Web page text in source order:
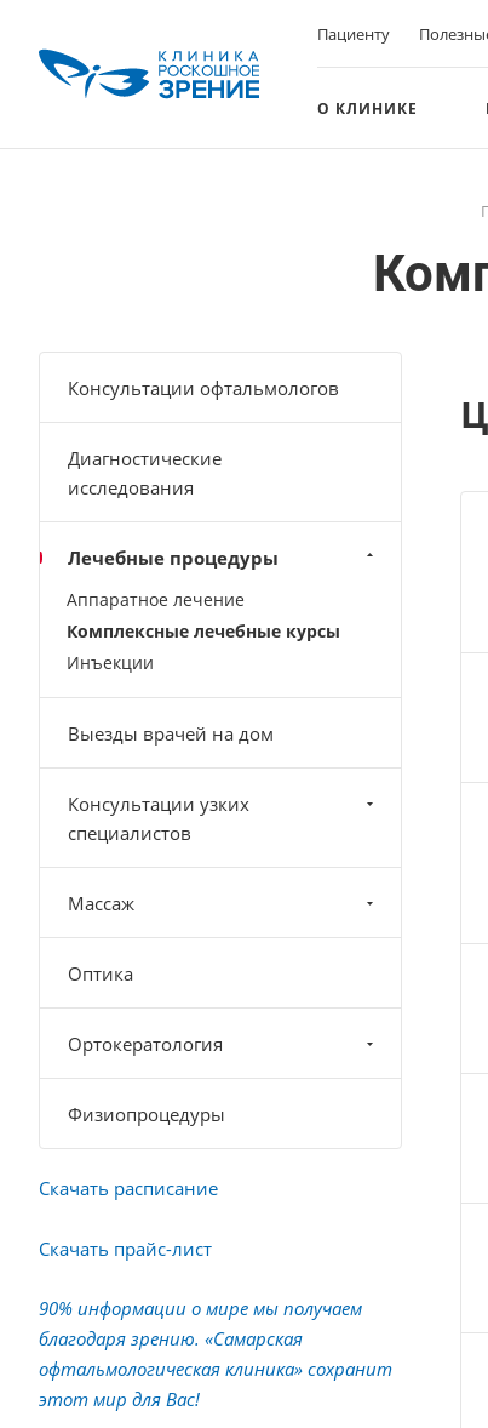
Пациенту
О КЛИНИКЕ
Консультации офтальмологов
Диагностические
исследования
Лечебные процедуры
Аппаратное лечение
Комплексные лечебные курсы
Инъекции
Выезды врачей на дом
Консультации узких
специалистов
Массаж
Оптика
Ортокератология
Физиопроцедуры
Скачать расписание
Скачать прайс-лист
90% информации о мире мы получаем
благодаря зрению. «Самарская
офтальмологическая клиника» сохранит
этот мир для Вас!